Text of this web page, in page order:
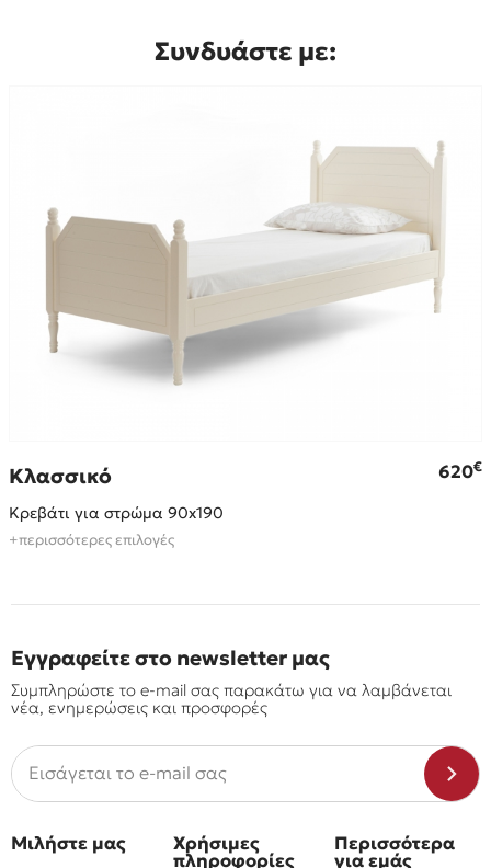
Συνδυάστε με:
Κλασσικό 620€
Κρεβάτι για στρώμα 90x190
+περισσότερες επιλογές
Εγγραφείτε στο newsletter μας
Συμπληρώστε το e-mail σας παρακάτω για να λαμβάνεται
νέα, ενημερώσεις και προσφορές
Μιλήστε μας Χρήσιμες
πληροφορίες
Περισσότερα
για εμάς